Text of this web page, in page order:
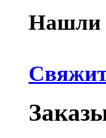
Нашли